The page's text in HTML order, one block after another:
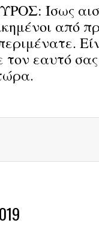
Ίσως
από
εαυτό